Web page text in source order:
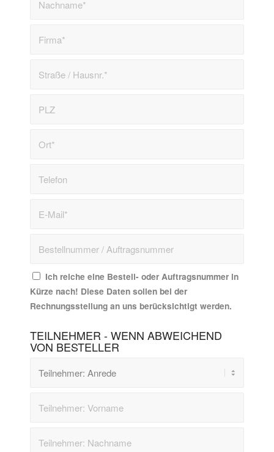
Ich reiche eine Bestell- oder Auftragsnummer in
Kürze nach! Diese Daten sollen bei der
Rechnungsstellung an uns berücksichtigt werden.
TEILNEHMER - WENN ABWEICHEND
VON BESTELLER